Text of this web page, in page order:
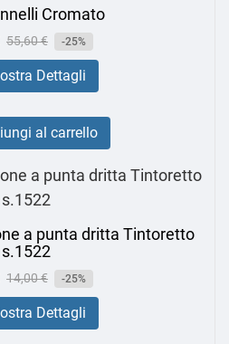
Cromato
Prezzo
base
55,60 € -25%
Dettagli
al carrello
a punta dritta Tintoretto
s.1522
Prezzo
base
14,00 € -25%
Dettagli